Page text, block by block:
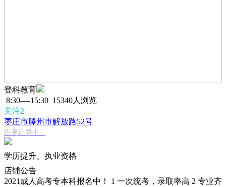
登科教育
8:30----15:30 15340人浏览
关注2
枣庄市滕州市解放路52号
距离计算中...
学历提升、执业资格
店铺公告
2021成人高考专本科报名中！ 1 一次统考，录取率高 2 专业齐